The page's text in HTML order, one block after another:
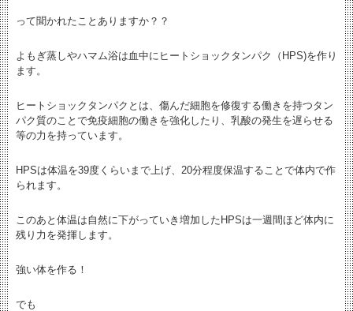
って聞かれたことありますか？？
よもぎ蒸しやハマム浴は血中にヒートショックタンパク（HPS)を作り
ます。
ヒートショックタンパクとは、傷んだ細胞を修復する働きを持つタン
パク質のことで免疫細胞の働きを強化したり、乳酸の発生を遅らせる
等の力を持っています。
HPSは体温を39度くらいまで上げ、20分程度保温することで体内で作
られます。
このあと体温は自然に下がっていき増加したHPSは一週間ほど体内に
残り力を発揮します。
強い体を作る！
でも